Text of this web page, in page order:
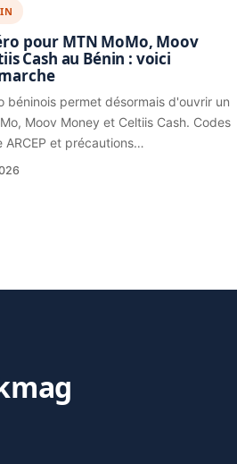
pour MTN MoMo, Moov
Cash au Bénin : voici
béninois permet désormais d'ouvrir un
Moov Money et Celtiis Cash. Codes
ARCEP et précautions…